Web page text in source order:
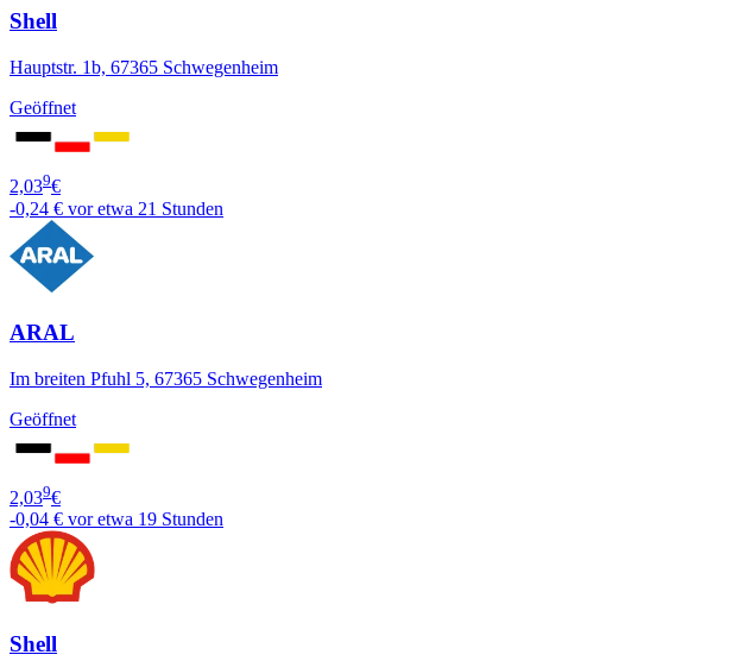
Shell
Hauptstr. 1b, 67365 Schwegenheim
Geöffnet
2,039€
-0,24 € vor etwa 21 Stunden
ARAL
Im breiten Pfuhl 5, 67365 Schwegenheim
Geöffnet
2,039€
-0,04 € vor etwa 19 Stunden
Shell